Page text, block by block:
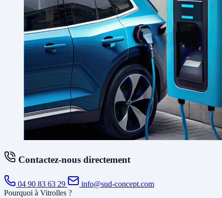
Contactez-nous directement
04 90 83 63 29
info@sud-concept.com
Pourquoi à Vitrolles ?